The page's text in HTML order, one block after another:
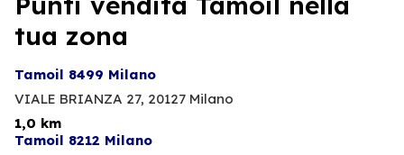
tua zona
Tamoil 8499 Milano
VIALE BRIANZA 27, 20127 Milano
1,0 km
Tamoil 8212 Milano